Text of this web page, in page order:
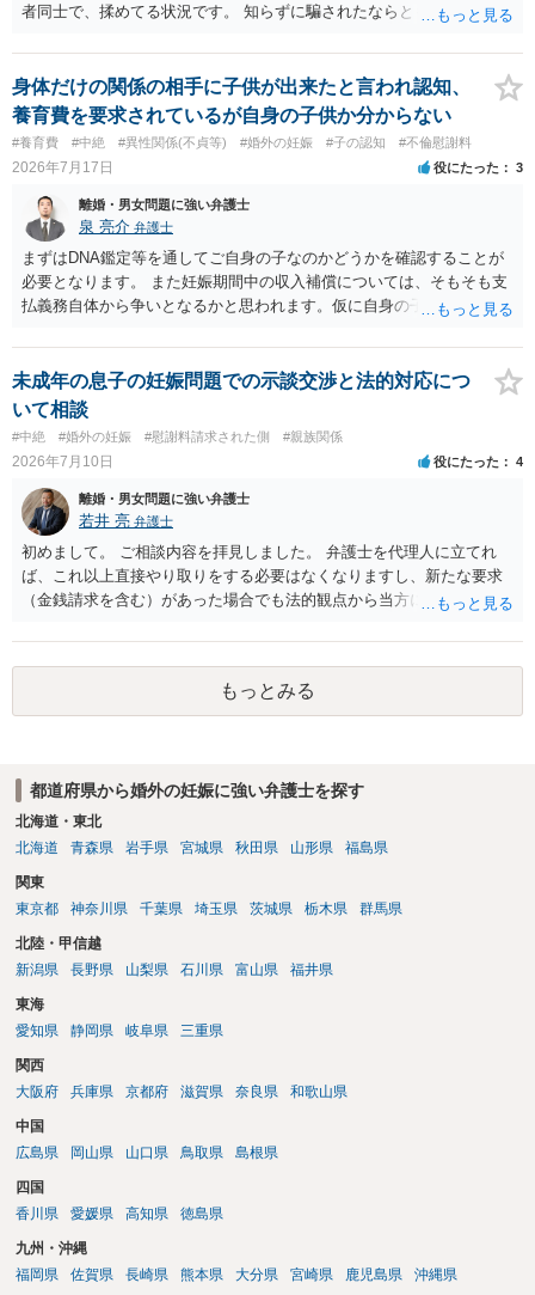
者同士で、揉めてる状況です。 知らずに騙されたならともか
というだけですから。
身体だけの関係の相手に子供が出来たと言われ認知、
養育費を要求されているが自身の子供か分からない
#養育費 #中絶 #異性関係(不貞等) #婚外の妊娠 #子の認知 #不倫慰謝料
2026年7月17日 役にたった 3
離婚・男女問題に強い弁護士
泉 亮介 弁護士
まずはDNA鑑定等を通してご自身の子なのかどうかを確認することが
必要となります。 また妊娠期間中の収入補償については、そもそも支
払義務自体から争いとなるかと思われます。仮に自身の子であったと
相手に弁護士がついているということであれば、依頼をするかしない
かは別として一度ご自身も個別に弁護士に相談をされたほうが良いで
しょう。
未成年の息子の妊娠問題での示談交渉と法的対応につ
いて相談
#中絶 #婚外の妊娠 #慰謝料請求された側 #親族関係
2026年7月10日 役にたった 4
離婚・男女問題に強い弁護士
若井 亮 弁護士
初めまして。 ご相談内容を拝見しました。 弁護士を代理人に立てれ
ば、これ以上直接やり取りをする必要はなくなりますし、新たな要求
（金銭請求を含む）があった場合でも法的観点から当方に支払うべき
いのであれば、基本的にはご自身で対応していくことになります。 こ
れ以上の要求を回避するためには、合意内容を書面しておくことで
す。 特に重要な点としては、合意事項以外には貸し借りが無いことを
確認する条項（清算条項）をきちんと盛り込んでおくことです。 お金
もっとみる
都道府県から婚外の妊娠に強い弁護士を探す
北海道・東北
北海道
青森県 岩手県 宮城県 秋田県 山形県 福島県
関東
東京都
神奈川県 千葉県 埼玉県 茨城県 栃木県 群馬県
北陸・甲信越
新潟県
長野県 山梨県 石川県 富山県 福井県
東海
愛知県
静岡県 岐阜県 三重県
関西
大阪府
兵庫県 京都府 滋賀県 奈良県 和歌山県
中国
広島県
岡山県 山口県 鳥取県 島根県
四国
香川県
愛媛県 高知県 徳島県
九州・沖縄
福岡県
佐賀県 長崎県 熊本県 大分県 宮崎県 鹿児島県 沖縄県